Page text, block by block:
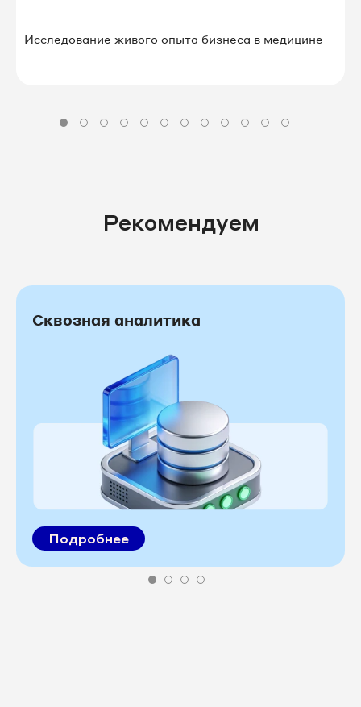
Исследование живого опыта бизнеса в⁠ ⁠медицине
Рекомендуем
Сквозная аналитика
Подробнее